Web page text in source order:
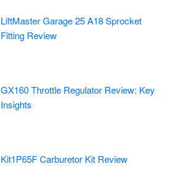
LiftMaster Garage 25 A18 Sprocket
Fitting Review
GX160 Throttle Regulator Review: Key
Insights
Kit1P65F Carburetor Kit Review